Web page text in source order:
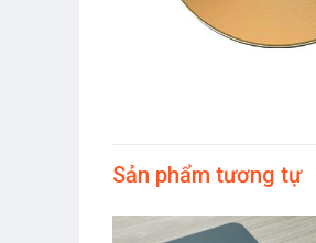
Sản phẩm tương tự